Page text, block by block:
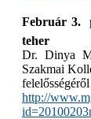
Február 3. 
teher
Dr. Dinya
Szakmai
http://